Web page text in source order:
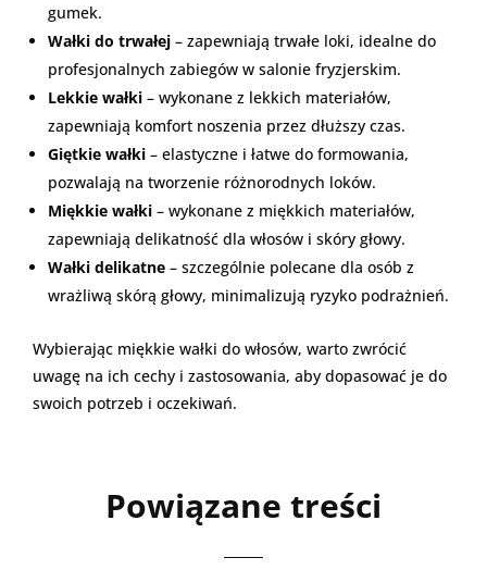
gumek.
Wałki do trwałej – zapewniają trwałe loki, idealne do
profesjonalnych zabiegów w salonie fryzjerskim.
Lekkie wałki – wykonane z lekkich materiałów,
zapewniają komfort noszenia przez dłuższy czas.
Giętkie wałki – elastyczne i łatwe do formowania,
pozwalają na tworzenie różnorodnych loków.
Miękkie wałki – wykonane z miękkich materiałów,
zapewniają delikatność dla włosów i skóry głowy.
Wałki delikatne – szczególnie polecane dla osób z
wrażliwą skórą głowy, minimalizują ryzyko podrażnień.
Wybierając miękkie wałki do włosów, warto zwrócić
uwagę na ich cechy i zastosowania, aby dopasować je do
swoich potrzeb i oczekiwań.
Powiązane treści